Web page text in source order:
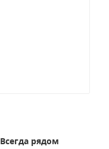
Всегда рядом